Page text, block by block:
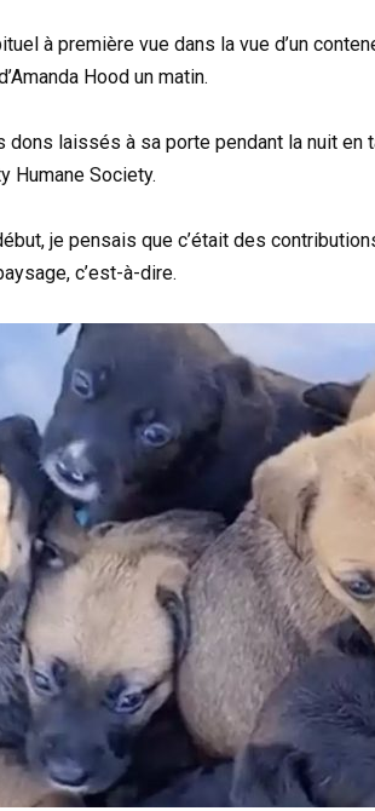
à première vue dans la vue d’un
Hood un matin.
dons laissés à sa porte pendant la nuit
Humane Society.
je pensais que c’était des
c’est-à-dire.